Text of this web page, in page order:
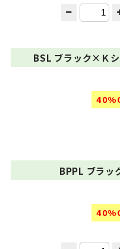
BSL ブラック×Ｋ
BPPL ブラッ